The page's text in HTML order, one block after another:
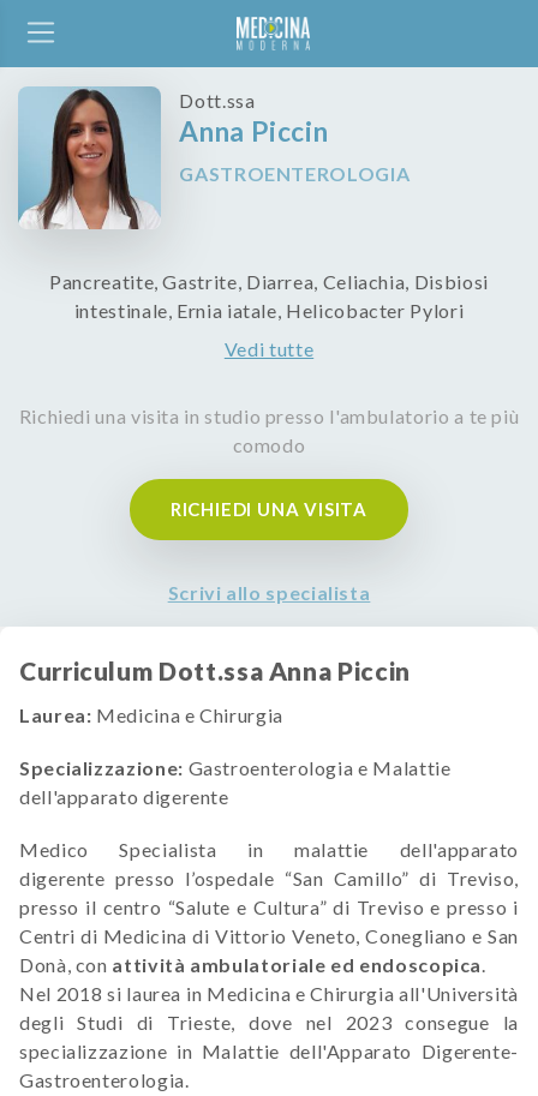
Dott.ssa
Anna Piccin
GASTROENTEROLOGIA
Pancreatite, Gastrite, Diarrea, Celiachia, Disbiosi
intestinale, Ernia iatale, Helicobacter Pylori
Vedi tutte
Richiedi una visita in studio presso l'ambulatorio a te più
comodo
RICHIEDI UNA VISITA
Scrivi allo specialista
Curriculum Dott.ssa Anna Piccin
Laurea: Medicina e Chirurgia
Specializzazione: Gastroenterologia e Malattie
dell'apparato digerente
Medico Specialista in malattie dell'apparato
digerente presso l’ospedale “San Camillo” di Treviso,
presso il centro “Salute e Cultura” di Treviso e presso i
Centri di Medicina di Vittorio Veneto, Conegliano e San
Donà, con attività ambulatoriale ed endoscopica.
Nel 2018 si laurea in Medicina e Chirurgia all'Università
degli Studi di Trieste, dove nel 2023 consegue la
specializzazione in Malattie dell'Apparato Digerente-
Gastroenterologia.